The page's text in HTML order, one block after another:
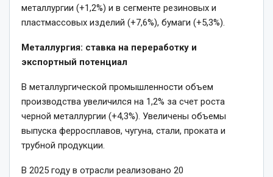
металлургии (+1,2%) и в сегменте резиновых и
пластмассовых изделий (+7,6%), бумаги (+5,3%).
Металлургия: ставка на переработку и
экспортный потенциал
В металлургической промышленности объем
производства увеличился на 1,2% за счет роста
черной металлургии (+4,3%). Увеличены объемы
выпуска ферросплавов, чугуна, стали, проката и
трубной продукции.
В 2025 году в отрасли реализовано 20